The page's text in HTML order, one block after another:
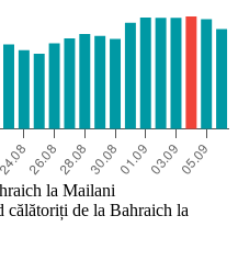
la Mailani
călătoriți de la Bahraich la